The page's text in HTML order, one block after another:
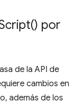
) por
de la API de
cambios en
además de los